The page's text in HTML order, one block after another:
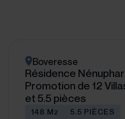
Boveresse
Résidence
Promotion de 12
et 5.5 pièces
148 M2
5.5 PIÈCES